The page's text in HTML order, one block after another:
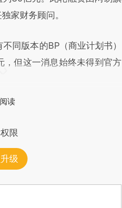
家财务顾问。
版本的BP（商业计划书）
，但这一消息始终未得到官方
读
限
级